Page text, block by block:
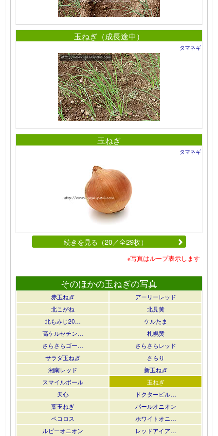
玉ねぎ（成長途中）
タマネギ
玉ねぎ
タマネギ
続きを見る（20／全29枚）
※写真はループ表示します
そのほかの玉ねぎの写真
赤玉ねぎ
アーリーレッド
北こがね
北見黄
北もみじ20…
ケルたま
高ケルセチン…
札幌黄
さらさらゴー…
さらさらレッド
サラダ玉ねぎ
さらり
湘南レッド
新玉ねぎ
スマイルボール
玉ねぎ
天心
ドクターピル…
葉玉ねぎ
パールオニオン
ペコロス
ホワイトオニ…
ルビーオニオン
レッドアイア…